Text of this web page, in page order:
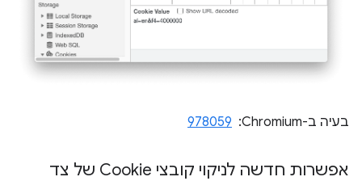
בעיה ב-Chromium: ‏ 978059
אפשרות חדשה לניקוי קובצי Cookie של צד